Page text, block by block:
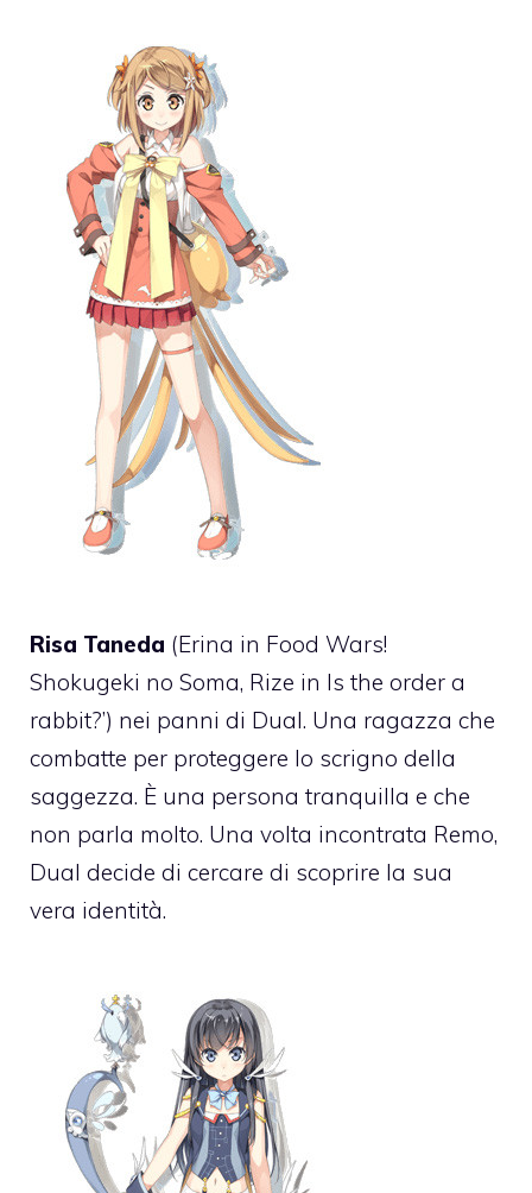
Risa Taneda (Erina in Food Wars!
Shokugeki no Soma, Rize in Is the order a
rabbit?’) nei panni di Dual. Una ragazza che
combatte per proteggere lo scrigno della
saggezza. È una persona tranquilla e che
non parla molto. Una volta incontrata Remo,
Dual decide di cercare di scoprire la sua
vera identità.